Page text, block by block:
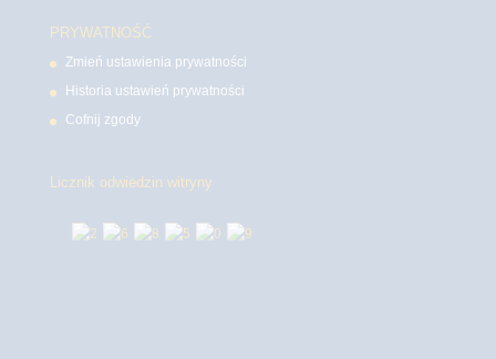
PRYWATNOŚĆ
Zmień ustawienia prywatności
Historia ustawień prywatności
Cofnij zgody
Licznik odwiedzin witryny